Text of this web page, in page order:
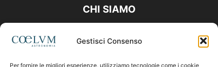
Gestisci Consenso
Per fornire le migliori esperienze, utilizziamo tecnologie come i cookie
CHI SIAMO
Contattaci:coelumastro@coelum.com